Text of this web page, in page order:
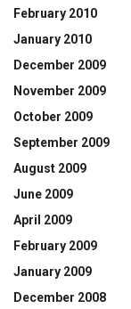
February 2010
January 2010
December 2009
November 2009
October 2009
September 2009
August 2009
June 2009
April 2009
February 2009
January 2009
December 2008